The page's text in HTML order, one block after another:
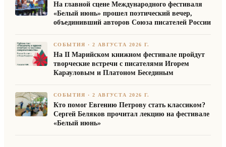
На главной сцене Международного фестиваля
«Белый июнь» прошел поэтический вечер,
объединивший авторов Союза писателей России
СОБЫТИЯ ·2 АВГУСТА 2026 Г.
На II Марийском книжном фестивале пройдут
творческие встречи с писателями Игорем
Карауловым и Платоном Бесединым
СОБЫТИЯ ·2 АВГУСТА 2026 Г.
Кто помог Евгению Петрову стать классиком?
Сергей Беляков прочитал лекцию на фестивале
«Белый июнь»